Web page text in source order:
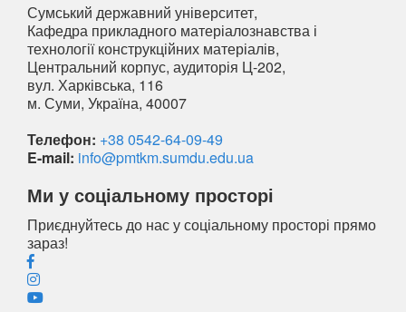
Сумський державний університет,
Кафедра прикладного матеріалознавства і
технології конструкційних матеріалів,
Центральний корпус, аудиторія Ц-202,
вул. Харківська, 116
м. Суми, Україна, 40007
Телефон: +38 0542-64-09-49
E-mail: info@pmtkm.sumdu.edu.ua
Ми у соціальному просторі
Приєднуйтесь до нас у соціальному просторі прямо
зараз!